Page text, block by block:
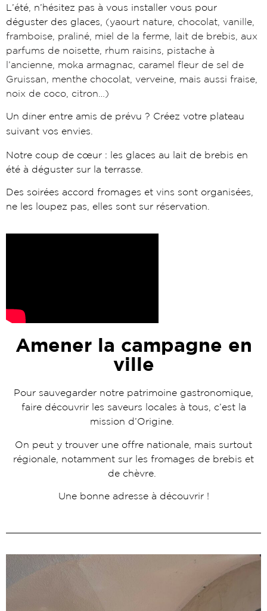
L’été, n’hésitez pas à vous installer vous pour
déguster des glaces,
(yaourt nature, chocolat, vanille,
framboise, praliné, miel de la ferme, lait de brebis, aux
parfums de noisette, rhum raisins, pistache à
l’ancienne, moka armagnac, caramel fleur de sel de
Gruissan, menthe chocolat, verveine, mais aussi fraise,
noix de coco, citron…)
Un dîner entre amis de prévu ? Créez votre plateau
suivant vos envies.
Notre coup de cœur : les glaces au lait de brebis en
été à déguster sur la terrasse.
Des soirées accord fromages et vins sont organisées,
ne les loupez pas, elles sont sur réservation.
Amener la campagne en
ville
Pour sauvegarder notre patrimoine gastronomique,
faire découvrir les saveurs locales à tous, c’est la
mission d’Origine.
On peut y trouver une offre nationale, mais surtout
régionale, notamment sur les fromages de brebis et
de chèvre.
Une bonne adresse à découvrir !